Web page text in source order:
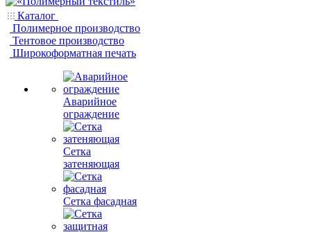
Каталог
Полимерное производство
Тентовое производство
Широкоформатная печать
Аварийное
ограждение
Сетка
затеняющая
Сетка фасадная